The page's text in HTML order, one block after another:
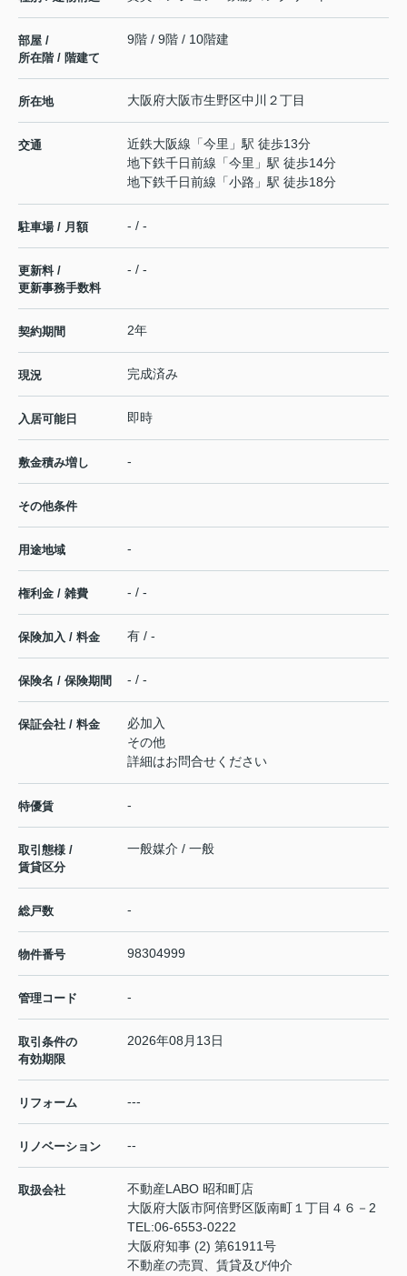
部屋 /
所在階 / 階建て
9階 / 9階 / 10階建
所在地 大阪府大阪市生野区中川 ２丁目
交通 近鉄大阪線 「今里 」駅 徒歩13分
地下鉄千日前線 「今里 」駅 徒歩14分
地下鉄千日前線 「小路 」駅 徒歩18分
駐車場 / 月額 - / -
更新料 /
更新事務手数料
- / -
契約期間 2年
現況 完成済み
入居可能日 即時
敷金積み増し -
その他条件
用途地域 -
権利金 / 雑費 - / -
保険加入 / 料金 有 / -
保険名 / 保険期間 - / -
保証会社 / 料金
必加入
その他
詳細はお問合せください
特優賃 -
取引態様 /
賃貸区分
一般媒介 / 一般
総戸数 -
物件番号 98304999
管理コード -
取引条件の
有効期限
2026年08月13日
リフォーム ---
リノベーション --
取扱会社
不動産LABO 昭和町店
大阪府大阪市阿倍野区阪南町１丁目４６－2
TEL:06-6553-0222
大阪府知事 (2) 第61911号
不動産の売買、賃貸及び仲介